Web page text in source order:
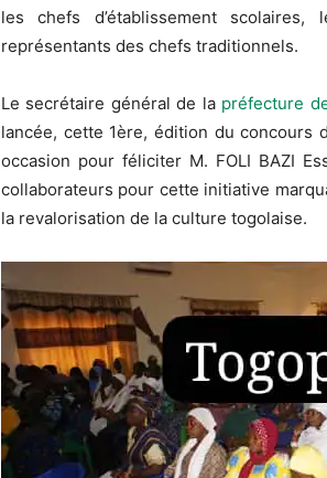
les chefs d’établissement
représentants des chefs traditionnels.
Le secrétaire général de la préfecture
lancée, cette 1ère, édition du concours
occasion pour féliciter M. FOLI BAZI
collaborateurs pour cette initiative
la revalorisation de la culture togolaise.